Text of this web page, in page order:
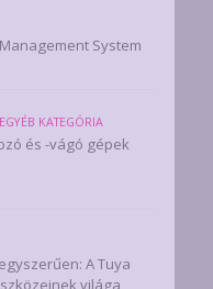
System
EGYÉB KATEGÓRIA
és -vágó gépek
A Tuya
világa